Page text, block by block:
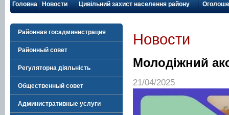
Головна Новости Цивільний захист населення району
Районная госадминистрация
Районный совет
Регуляторна діяльність
Общественный совет
Административные услуги
Новости
Молодіжний
21/04/2025